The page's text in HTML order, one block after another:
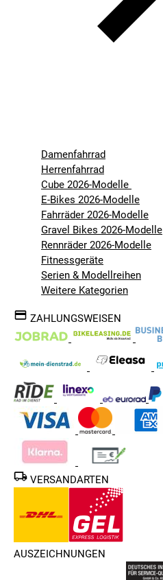
Damenfahrrad
Herrenfahrrad
Cube 2026-Modelle
E-Bikes 2026-Modelle
Fahrräder 2026-Modelle
Gravel Bikes 2026-Modelle
Rennräder 2026-Modelle
Fitnessgeräte
Serien & Modellreihen
Weitere Kategorien
ZAHLUNGSWEISEN
VERSANDARTEN
AUSZEICHNUNGEN